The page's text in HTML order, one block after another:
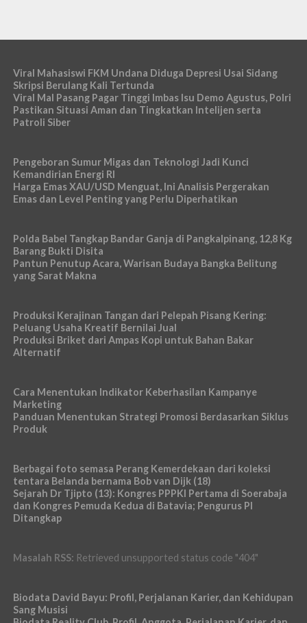
Viral Mahasiswi FKM Undana Diduga Depresi Usai Sidang
Skripsi Berulang Kali Tertunda
Viral Mal Pasang Pagar Tinggi Imbas Isu Demo Agustus, Polri
Pastikan Situasi Aman dan Tingkatkan Intelijen serta
Patroli Siber
Pengeboran Sumur Migas dan Teknologi Jadi Kunci
Kemandirian Energi RI
Harga Emas XAU/USD Menguat, Ini Analisis Pergerakan
Emas dan Level Penting yang Perlu Diperhatikan
Polda Babel Tangkap Bandar Ganja di Pangkalpinang, 12,8 Kg
Barang Bukti Disita
Pantun Penutup Acara, Warisan Budaya Bangka Belitung
yang Sarat Makna
Produksi Kerajinan Tangan dari Pelepah Pisang Kering:
Peluang Usaha Kreatif Bernilai Jual
Produksi Briket dari Ampas Kopi untuk Bahan Bakar
Alternatif
Cara Menentukan Indikator Keberhasilan Kampanye
Marketing
Panduan Menentukan Strategi Promosi Berdasarkan Siklus
Produk
Berbagai foto semasa Perang Kemerdekaan dari koleksi
tentara Belanda bernama Bob van Dijk (18)
Sejarah Dr Tjipto (13): Kongres PPPKI Pertama di Soerabaja
dan Kongres Pemuda Kedua di Batavia; Pengurus PI
Ditangkap
Masalah RSS: Retrieved unsupported status code "404"
Biodata David Bayu: Profil, Perjalanan Karier, dan Kehidupan
Sang Musisi